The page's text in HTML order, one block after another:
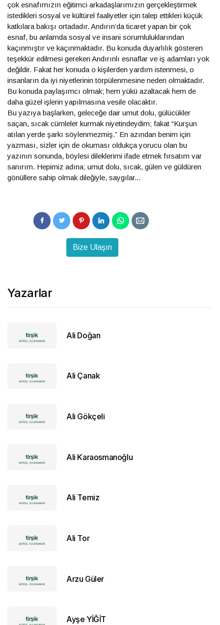
çok esnafımızın eğitimci arkadaşlarımızın gerçekleştirmek
istedikleri sosyal ve kültürel faaliyetler için talep ettikleri küçük
katkılara bakışı ortadadır. Andırın’da ticaret yapan bir çok
esnaf, bu anlamda sosyal ve insani sorumluluklarından
kaçınmıştır ve kaçınmaktadır. Bu konuda duyarlılık gösteren
teşekkür edilmesi gereken Andırınlı esnaflar ve iş adamları yok
değildir. Fakat her konuda o kişilerden yardım istenmesi, o
insanların da iyi niyetlerinin törpülenmesine neden olmaktadır.
Bu konuda paylaşımcı olmak; hem yükü azaltacak hem de
daha güzel işlerin yapılmasına vesile olacaktır.
Bu yazıya başlarken, geleceğe dair umut dolu, gülücükler
saçan, sıcak cümleler kurmak niyetindeydim; fakat “Kurşun
atılan yerde şarkı söylenmezmiş.” En azından benim için
yazması, sizler için de okuması oldukça yorucu olan bu
yazının sonunda, böylesi dileklerimi ifade etmek fırsatım var
sanırım. Hepimiz adına; umut dolu, sıcak, gülen ve güldüren
gönüllere sahip olmak dileğiyle, saygılar...
Bize Ulaşın
Yazarlar
Ali Doğan
Ali Çanak
Ali Gökçeli
Ali Karaosmanoğlu
Ali Temiz
Ali Tor
Arzu Güler
Ayşe YİĞİT